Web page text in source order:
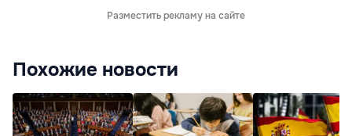
Разместить рекламу на сайте
Похожие новости